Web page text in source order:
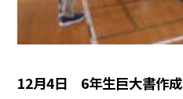
12月4日 6年生巨大書作成